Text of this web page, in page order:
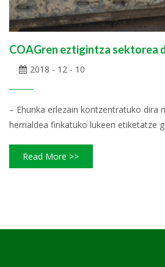
COAGren eztigintza sektorea
2018 - 12 - 10
– Ehunka erlezain kontzentratuko
herrialdea finkatuko lukeen etiketatze
Read More >>